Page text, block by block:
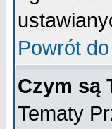
Powrót
Czym są
Tematy